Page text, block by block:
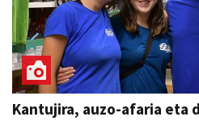
Kantujira, auzo-afaria eta